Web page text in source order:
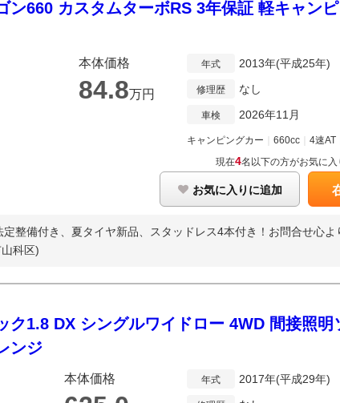
ン660 カスタムターボRS 3年保証 軽キャン
本体価格
84.8万円
年式 2013年(平成25年)
修理歴 なし
車検 2026年11月
キャンピングカー 660cc 4速AT
現在4名以下の方がお気に
お気に入りに追加
整備付き、夏タイヤ新品、スタッドレス4本付き！お問合せ心よ
科区)
ク1.8 DX シングルワイドロー 4WD 間接照明
ンジ
本体価格 年式 2017年(平成29年)